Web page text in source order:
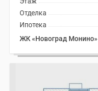
Отделка
Ипотека
ЖК «Новоград Монино»